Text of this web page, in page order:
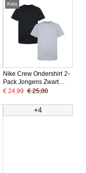
Kids
Nike Crew Ondershirt 2-
Pack Jongens Zwart
Grijs
€ 24,99 € 25,00
+4